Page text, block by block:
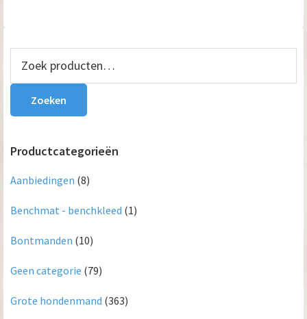
Primaire
Sidebar
naar:
Zoeken
Productcategorieën
Aanbiedingen (8)
Benchmat - benchkleed (1)
Bontmanden (10)
Geen categorie (79)
Grote hondenmand (363)